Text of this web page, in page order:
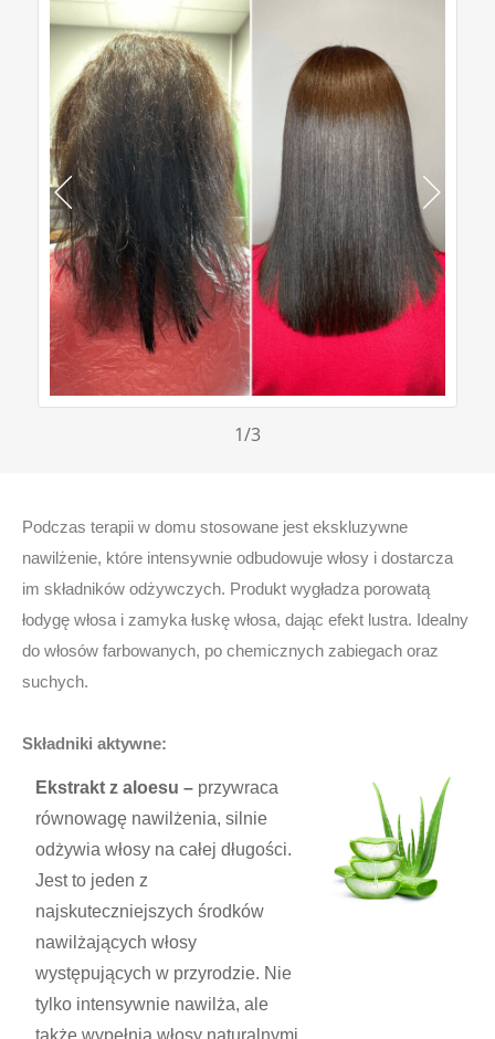
1/3
Podczas terapii w domu stosowane jest ekskluzywne
nawilżenie, które intensywnie odbudowuje włosy i dostarcza
im składników odżywczych. Produkt wygładza porowatą
łodygę włosa i zamyka łuskę włosa, dając efekt lustra. Idealny
do włosów farbowanych, po chemicznych zabiegach oraz
suchych.
Składniki aktywne:
Ekstrakt z aloesu – przywraca
równowagę nawilżenia, silnie
odżywia włosy na całej długości.
Jest to jeden z
najskuteczniejszych środków
nawilżających włosy
występujących w przyrodzie. Nie
tylko intensywnie nawilża, ale
także wypełnia włosy naturalnymi